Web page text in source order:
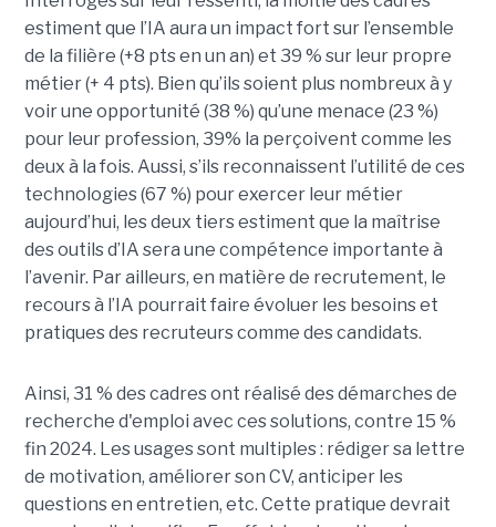
estiment que l’IA aura un impact fort sur l’ensemble
de la filière (+8 pts en un an) et 39 % sur leur propre
métier (+ 4 pts). Bien qu’ils soient plus nombreux à y
voir une opportunité (38 %) qu’une menace (23 %)
pour leur profession, 39% la perçoivent comme les
deux à la fois. Aussi, s’ils reconnaissent l’utilité de ces
technologies (67 %) pour exercer leur métier
aujourd’hui, les deux tiers estiment que la maîtrise
des outils d’IA sera une compétence importante à
l’avenir. Par ailleurs, en matière de recrutement, le
recours à l’IA pourrait faire évoluer les besoins et
pratiques des recruteurs comme des candidats.
Ainsi, 31 % des cadres ont réalisé des démarches de
recherche d'emploi avec ces solutions, contre 15 %
fin 2024. Les usages sont multiples : rédiger sa lettre
de motivation, améliorer son CV, anticiper les
questions en entretien, etc. Cette pratique devrait